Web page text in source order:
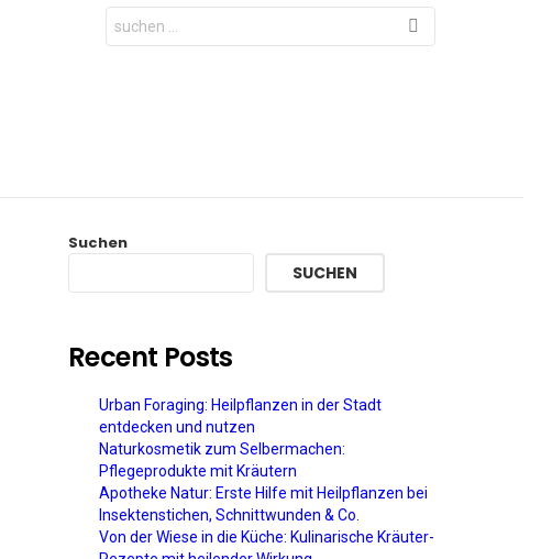
Search
for:
Suchen
SUCHEN
Recent Posts
Urban Foraging: Heilpflanzen in der Stadt
entdecken und nutzen
Naturkosmetik zum Selbermachen:
Pflegeprodukte mit Kräutern
Apotheke Natur: Erste Hilfe mit Heilpflanzen bei
Insektenstichen, Schnittwunden & Co.
Von der Wiese in die Küche: Kulinarische Kräuter-